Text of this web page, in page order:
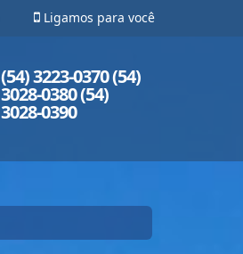
Ligamos para você
(54) 3223-0370 (54)
3028-0380 (54)
3028-0390